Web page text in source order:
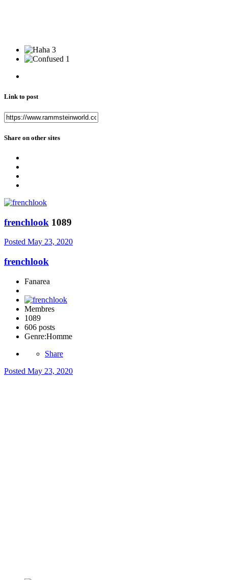
3
1
Link to post
Share on other sites
frenchlook 1089
Posted May 23, 2020
frenchlook
Fanarea
Membres
1089
606 posts
Genre:Homme
Share
Posted May 23, 2020